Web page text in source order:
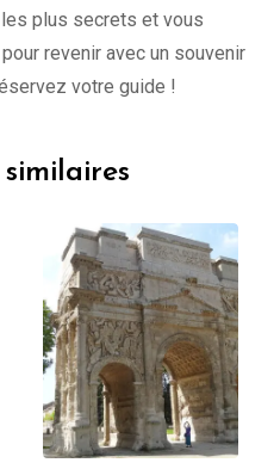
plus secrets et vous
revenir avec un souvenir
votre guide !